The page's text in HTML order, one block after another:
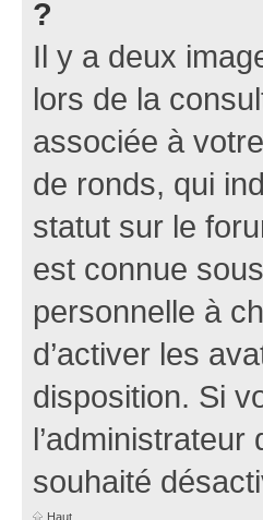
?
Il y a deux
lors de la
associée à
de ronds, qui
statut sur le
est connue
personnelle à
d’activer les
disposition. Si
souhaité
Haut